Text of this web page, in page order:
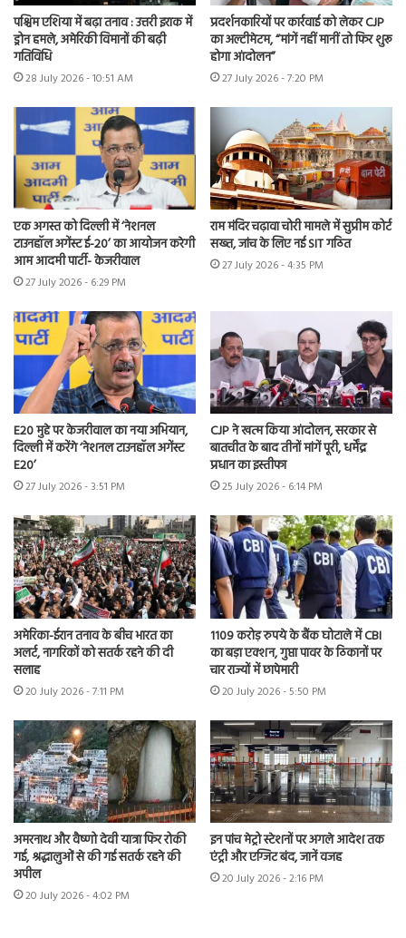
पश्चिम एशिया में बढ़ा तनाव : उत्तरी इराक में
ड्रोन हमले, अमेरिकी विमानों की बढ़ी
गतिविधि
28 July 2026 - 10:51 AM
प्रदर्शनकारियों पर कार्रवाई को लेकर CJP
का अल्टीमेटम, “मांगें नहीं मानीं तो फिर शुरू
होगा आंदोलन”
27 July 2026 - 7:20 PM
एक अगस्त को दिल्ली में ‘नेशनल
टाउनहॉल अगेंस्ट ई-20’ का आयोजन करेगी
आम आदमी पार्टी- केजरीवाल
27 July 2026 - 6:29 PM
राम मंदिर चढ़ावा चोरी मामले में सुप्रीम कोर्ट
सख्त, जांच के लिए नई SIT गठित
27 July 2026 - 4:35 PM
E20 मुद्दे पर केजरीवाल का नया अभियान,
दिल्ली में करेंगे ‘नेशनल टाउनहॉल अगेंस्ट
E20’
27 July 2026 - 3:51 PM
CJP ने खत्म किया आंदोलन, सरकार से
बातचीत के बाद तीनों मांगें पूरी, धर्मेंद्र
प्रधान का इस्तीफा
25 July 2026 - 6:14 PM
अमेरिका-ईरान तनाव के बीच भारत का
अलर्ट, नागरिकों को सतर्क रहने की दी
सलाह
20 July 2026 - 7:11 PM
1109 करोड़ रुपये के बैंक घोटाले में CBI
का बड़ा एक्शन, गुप्ता पावर के ठिकानों पर
चार राज्यों में छापेमारी
20 July 2026 - 5:50 PM
अमरनाथ और वैष्णो देवी यात्रा फिर रोकी
गई, श्रद्धालुओं से की गई सतर्क रहने की
अपील
20 July 2026 - 4:02 PM
इन पांच मेट्रो स्टेशनों पर अगले आदेश तक
एंट्री और एग्जिट बंद, जानें वजह
20 July 2026 - 2:16 PM